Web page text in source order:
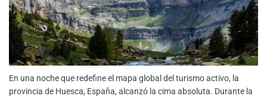
En una noche que redefine el mapa global del turismo activo, la
provincia de Huesca, España, alcanzó la cima absoluta. Durante la